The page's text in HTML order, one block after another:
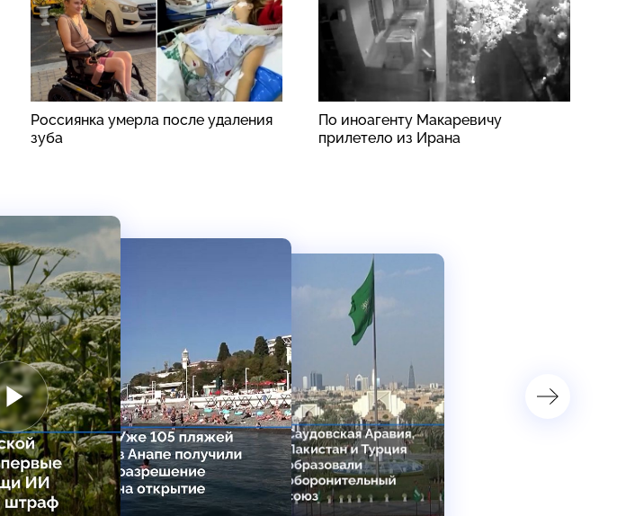
Россиянка умерла после удаления
зуба
По иноагенту Макаревичу
прилетело из Ирана